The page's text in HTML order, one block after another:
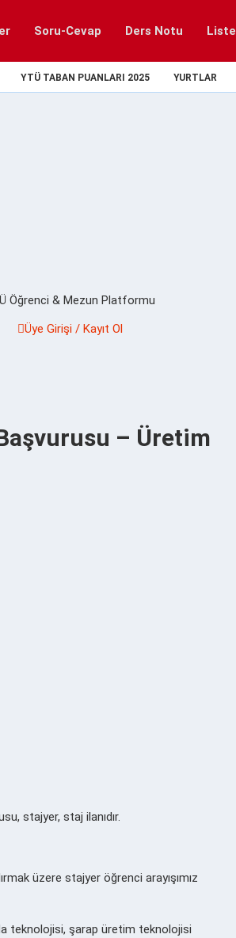
Soru-Cevap Ders Notu Liste
YTÜ TABAN PUANLARI 2025 YURTLAR
Öğrenci & Mezun Platformu
Üye Girişi / Kayıt Ol
– Üretim
stajyer, staj ilanıdır.
üzere stajyer öğrenci arayışımız
teknolojisi, şarap üretim teknolojisi